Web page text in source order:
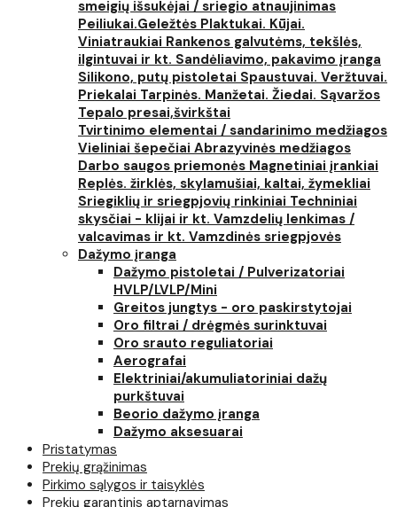
smeigių išsukėjai / sriegio atnaujinimas
Peiliukai.Geležtės Plaktukai. Kūjai.
Viniatraukiai Rankenos galvutėms, tekšlės,
ilgintuvai ir kt. Sandėliavimo, pakavimo įranga
Silikono, putų pistoletai Spaustuvai. Veržtuvai.
Priekalai Tarpinės. Manžetai. Žiedai. Sąvaržos
Tepalo presai,švirkštai
Tvirtinimo elementai / sandarinimo medžiagos
Vieliniai šepečiai Abrazyvinės medžiagos
Darbo saugos priemonės Magnetiniai įrankiai
Replės. žirklės, skylamušiai, kaltai, žymekliai
Sriegiklių ir sriegpjovių rinkiniai Techniniai
skysčiai - klijai ir kt. Vamzdelių lenkimas /
valcavimas ir kt. Vamzdinės sriegpjovės
Dažymo įranga
Dažymo pistoletai / Pulverizatoriai
HVLP/LVLP/Mini
Greitos jungtys - oro paskirstytojai
Oro filtrai / drėgmės surinktuvai
Oro srauto reguliatoriai
Aerografai
Elektriniai/akumuliatoriniai dažų
purkštuvai
Beorio dažymo įranga
Dažymo aksesuarai
Pristatymas
Prekių grąžinimas
Pirkimo sąlygos ir taisyklės
Prekių garantinis aptarnavimas